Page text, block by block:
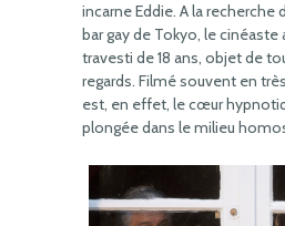
incarne Eddie. A la recherche
bar gay de Tokyo, le cinéaste
travesti de 18 ans, objet de
regards. Filmé souvent en
est, en effet, le cœur
plongée dans le milieu